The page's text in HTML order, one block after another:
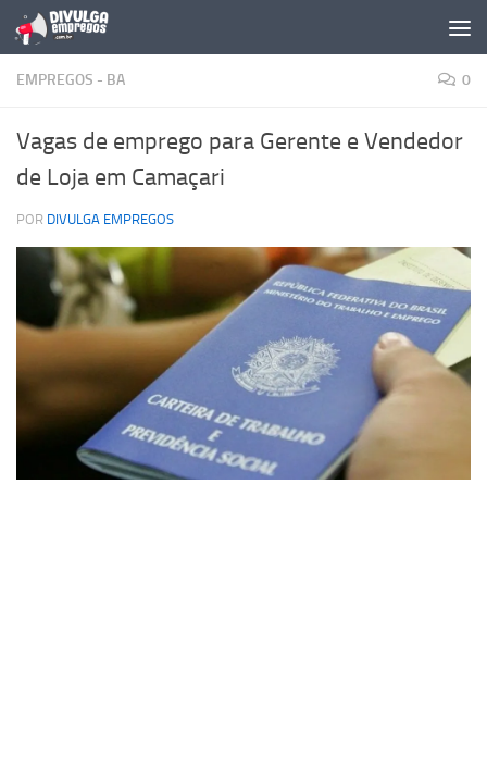
Skip to content
EMPREGOS - BA 0
Vagas de emprego para Gerente e Vendedor
de Loja em Camaçari
POR DIVULGA EMPREGOS